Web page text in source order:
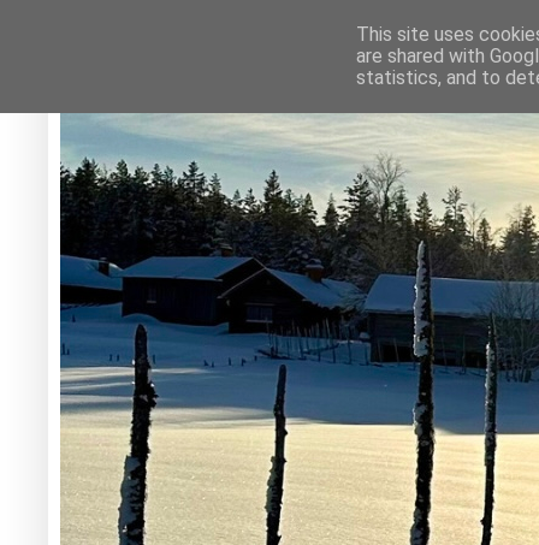
This site uses
are shared with
statistics, and to